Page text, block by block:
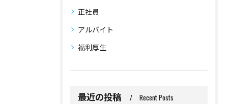
正社員
アルバイト
福利厚生
最近の投稿 Recent Posts